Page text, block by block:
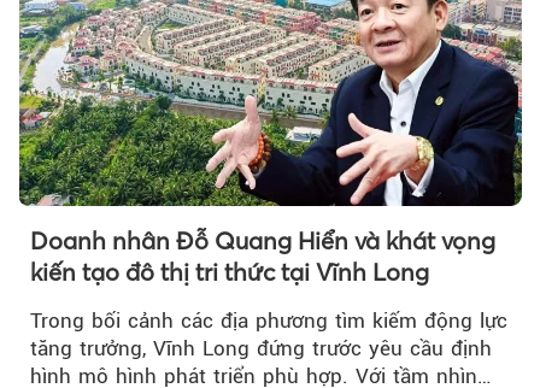
Doanh nhân Đỗ Quang Hiển và khát vọng
kiến tạo đô thị tri thức tại Vĩnh Long
Trong bối cảnh các địa phương tìm kiếm động lực
tăng trưởng, Vĩnh Long đứng trước yêu cầu định
hình mô hình phát triển phù hợp. Với tầm nhìn